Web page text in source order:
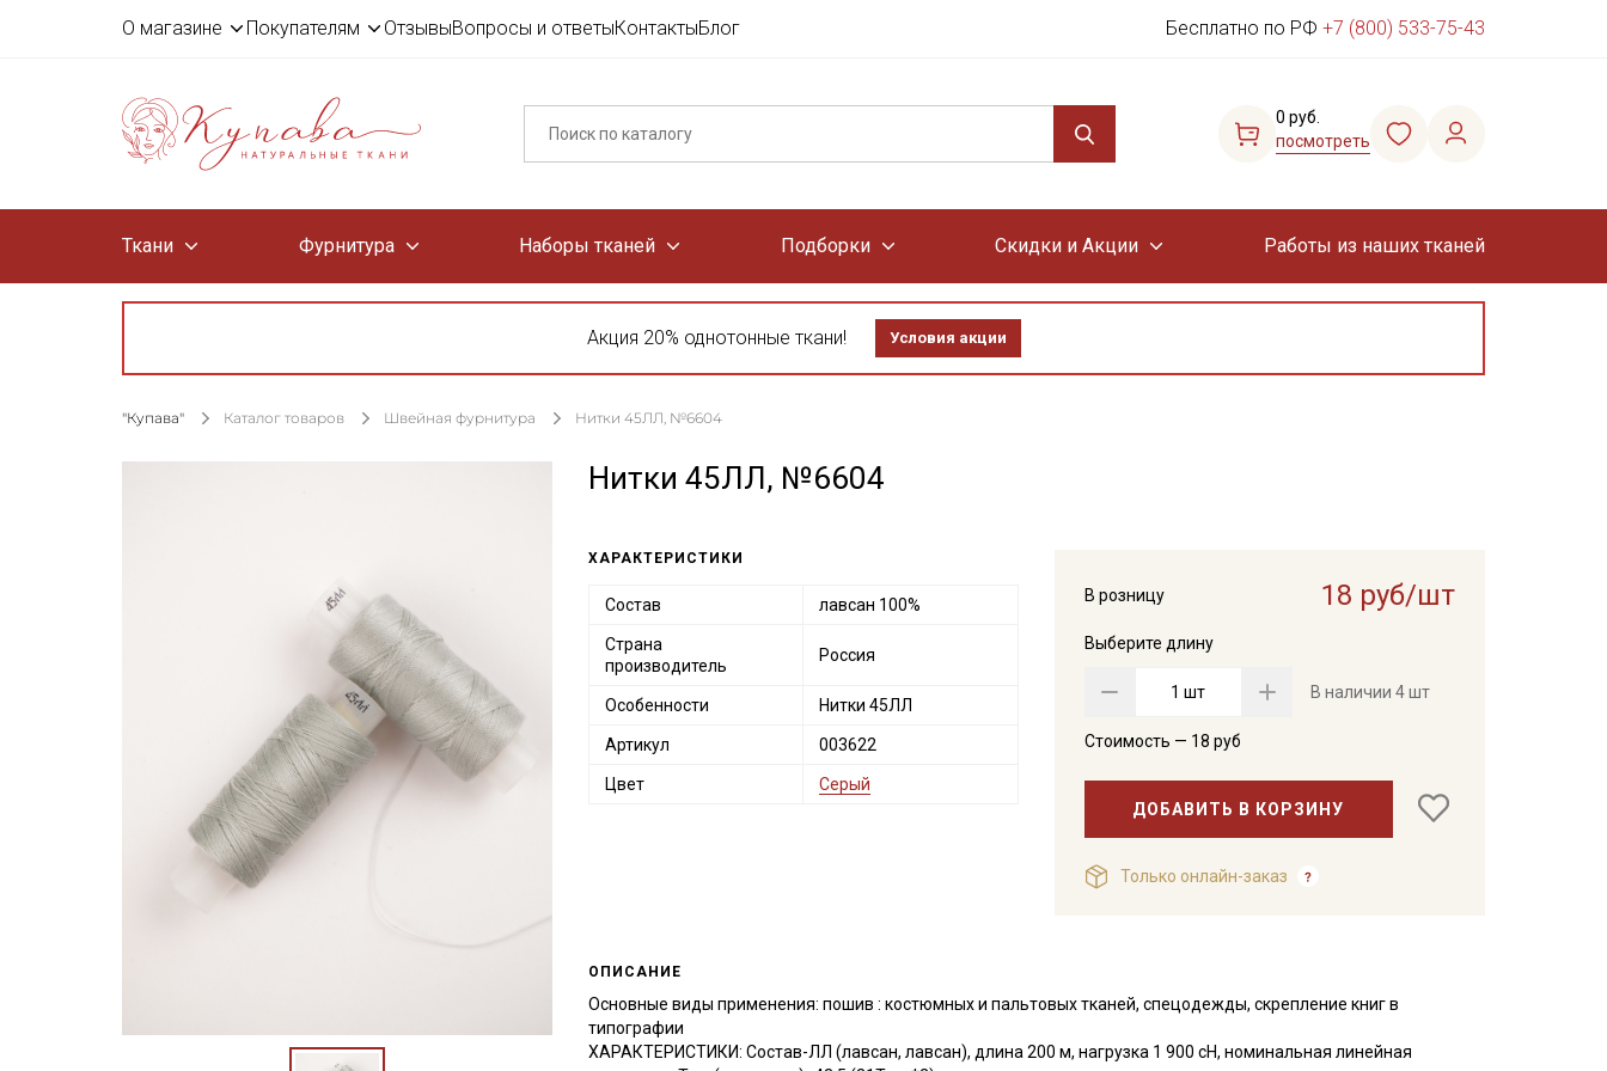
О магазине Покупателям ОтзывыВопросы и ответыКонтактыБлог Бесплатно по РФ +7 (800) 533-75-43
0 руб.
посмотреть
Ткани Фурнитура Наборы тканей Подборки Скидки и Акции Работы из наших тканей
Акция 20% однотонные ткани! Условия акции
"Купава" Каталог товаров Швейная фурнитура Нитки 45ЛЛ, №6604
Нитки 45ЛЛ, №6604
В розницу 18 руб/шт
Выберите длину
шт В наличии 4 шт
Стоимость — 18 руб
ДОБАВИТЬ В КОРЗИНУ
Только онлайн-заказ
ХАРАКТЕРИСТИКИ
Состав лавсан 100%
Страна
производитель
Россия
Особенности Нитки 45ЛЛ
Артикул 003622
Цвет Серый
ОПИСАНИЕ
Основные виды применения: пошив : костюмных и пальтовых тканей, спецодежды, скрепление книг в
типографии
ХАРАКТЕРИСТИКИ: Состав-ЛЛ (лавсан, лавсан), длина 200 м, нагрузка 1 900 сН, номинальная линейная